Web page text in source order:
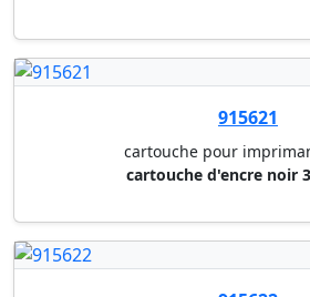
cartouche pour
917591
cartouche noir t2981